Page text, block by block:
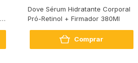
Dove Sérum Hidratante Corporal
Pró-Retinol + Firmador 380Ml
Comprar